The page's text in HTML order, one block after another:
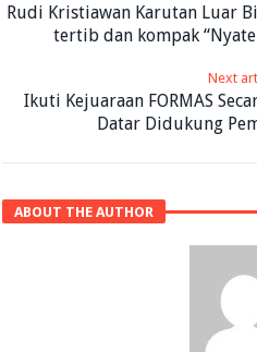
Rudi Kristiawan Karutan Luar
tertib dan kompak
Next
Ikuti Kejuaraan FORMAS
Datar Didukung
ABOUT THE AUTHOR